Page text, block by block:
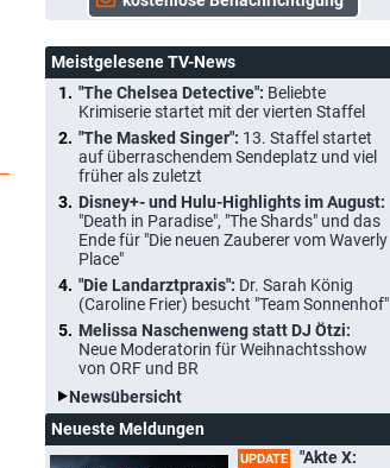
Meistgelesene TV-News
"The Chelsea Detective": Beliebte
Krimiserie startet mit der vierten Staffel
"The Masked Singer": 13. Staffel startet
auf überraschendem Sendeplatz und viel
früher als zuletzt
Disney+- und Hulu-Highlights im August:
"Death in Paradise", "The Shards" und das
Ende für "Die neuen Zauberer vom Waverly
Place"
"Die Landarztpraxis": Dr. Sarah König
(Caroline Frier) besucht "Team Sonnenhof"
Melissa Naschenweng statt DJ Ötzi:
Neue Moderatorin für Weihnachtsshow
von ORF und BR
Newsübersicht
Neueste Meldungen
UPDATE
"Akte X: